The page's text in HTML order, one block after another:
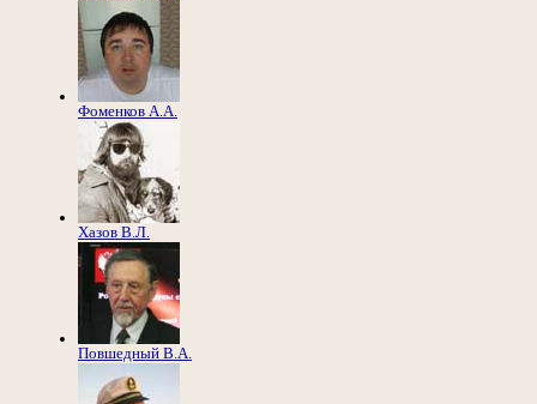
Фоменков А.А.
Хазов В.Л.
Повшедный В.А.